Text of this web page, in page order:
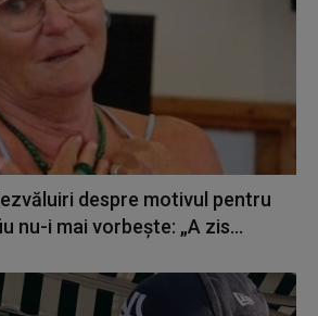
despre motivul pentru
nu-i mai vorbește: „A zis...